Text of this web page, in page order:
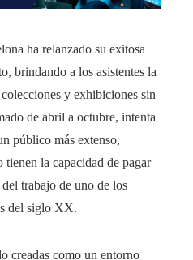
ha relanzado su exitosa
brindando a los asistentes la
y exhibiciones sin
de abril a octubre, intenta
público más extenso,
la capacidad de pagar
trabajo de uno de los
del siglo XX.
creadas como un entorno